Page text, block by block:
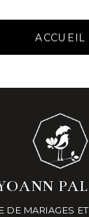
ACCUEIL
DE MARIAGES